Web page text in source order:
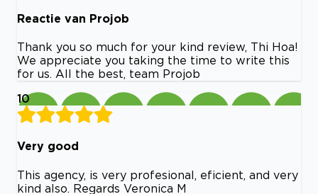
Reactie van Projob
Thank you so much for your kind review, Thi Hoa!
We appreciate you taking the time to write this
for us. All the best, team Projob
10
Very good
This agency, is very profesional, eficient, and very
kind also. Regards Veronica M